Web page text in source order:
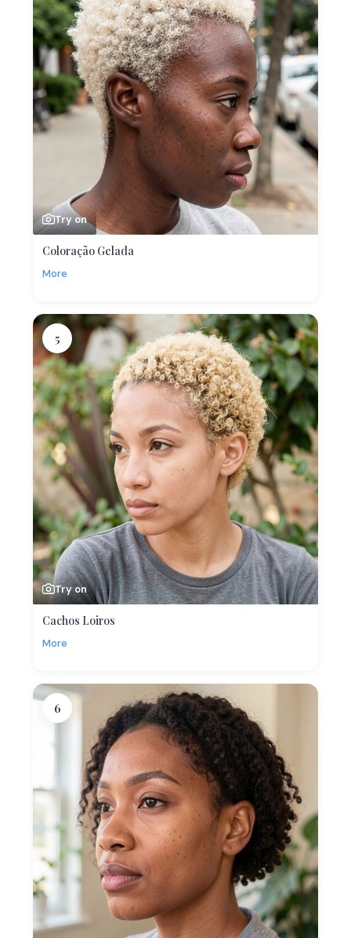
Try on
Coloração Gelada
More
5
Try on
Cachos Loiros
More
6